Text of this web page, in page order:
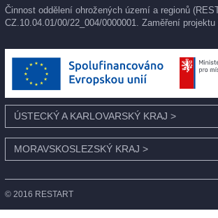
Činnost oddělení ohrožených území a regionů
CZ.10.04.01/00/22_004/0000001. Zaměření projektu
ÚSTECKÝ A KARLOVARSKÝ KRAJ >
MORAVSKOSLEZSKÝ KRAJ >
© 2016 RESTART